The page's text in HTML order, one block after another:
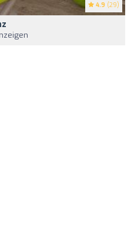
4.9 (29)